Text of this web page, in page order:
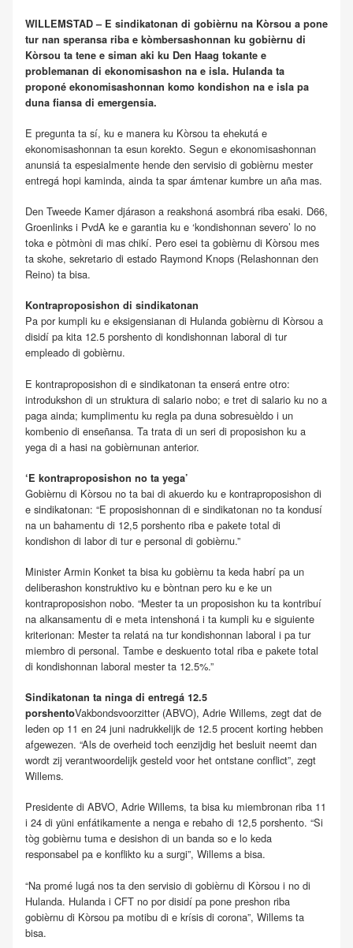
WILLEMSTAD – E sindikatonan di gobièrnu na Kòrsou a pone
tur nan speransa riba e kòmbersashonnan ku gobièrnu di
Kòrsou ta tene e siman aki ku Den Haag tokante e
problemanan di ekonomisashon na e isla. Hulanda ta
proponé ekonomisashonnan komo kondishon na e isla pa
duna fiansa di emergensia.
E pregunta ta sí, ku e manera ku Kòrsou ta ehekutá e
ekonomisashonnan ta esun korekto. Segun e ekonomisashonnan
anunsiá ta espesialmente hende den servisio di gobièrnu mester
entregá hopi kaminda, ainda ta spar ámtenar kumbre un aña mas.
Den Tweede Kamer djárason a reakshoná asombrá riba esaki. D66,
Groenlinks i PvdA ke e garantia ku e ‘kondishonnan severo’ lo no
toka e pòtmòni di mas chikí. Pero esei ta gobièrnu di Kòrsou mes
ta skohe, sekretario di estado Raymond Knops (Relashonnan den
Reino) ta bisa.
Kontraproposishon di sindikatonan
Pa por kumpli ku e eksigensianan di Hulanda gobièrnu di Kòrsou a
disidí pa kita 12.5 porshento di kondishonnan laboral di tur
empleado di gobièrnu.
E kontraproposishon di e sindikatonan ta enserá entre otro:
introdukshon di un struktura di salario nobo; e tret di salario ku no a
paga ainda; kumplimentu ku regla pa duna sobresuèldo i un
kombenio di enseñansa. Ta trata di un seri di proposishon ku a
yega di a hasi na gobièrnunan anterior.
‘E kontraproposishon no ta yega’
Gobièrnu di Kòrsou no ta bai di akuerdo ku e kontraproposishon di
e sindikatonan: “E proposishonnan di e sindikatonan no ta kondusí
na un bahamentu di 12,5 porshento riba e pakete total di
kondishon di labor di tur e personal di gobièrnu.”
Minister Armin Konket ta bisa ku gobièrnu ta keda habrí pa un
deliberashon konstruktivo ku e bòntnan pero ku e ke un
kontraproposishon nobo. “Mester ta un proposishon ku ta kontribuí
na alkansamentu di e meta intenshoná i ta kumpli ku e siguiente
kriterionan: Mester ta relatá na tur kondishonnan laboral i pa tur
miembro di personal. Tambe e deskuento total riba e pakete total
di kondishonnan laboral mester ta 12.5%.”
Sindikatonan ta ninga di entregá 12.5
porshentoVakbondsvoorzitter (ABVO), Adrie Willems, zegt dat de
leden op 11 en 24 juni nadrukkelijk de 12.5 procent korting hebben
afgewezen. “Als de overheid toch eenzijdig het besluit neemt dan
wordt zij verantwoordelijk gesteld voor het ontstane conflict”, zegt
Willems.
Presidente di ABVO, Adrie Willems, ta bisa ku miembronan riba 11
i 24 di yüni enfátikamente a nenga e rebaho di 12,5 porshento. “Si
tòg gobièrnu tuma e desishon di un banda so e lo keda
responsabel pa e konflikto ku a surgi”, Willems a bisa.
“Na promé lugá nos ta den servisio di gobièrnu di Kòrsou i no di
Hulanda. Hulanda i CFT no por disidí pa pone preshon riba
gobièrnu di Kòrsou pa motibu di e krísis di corona”, Willems ta
bisa.